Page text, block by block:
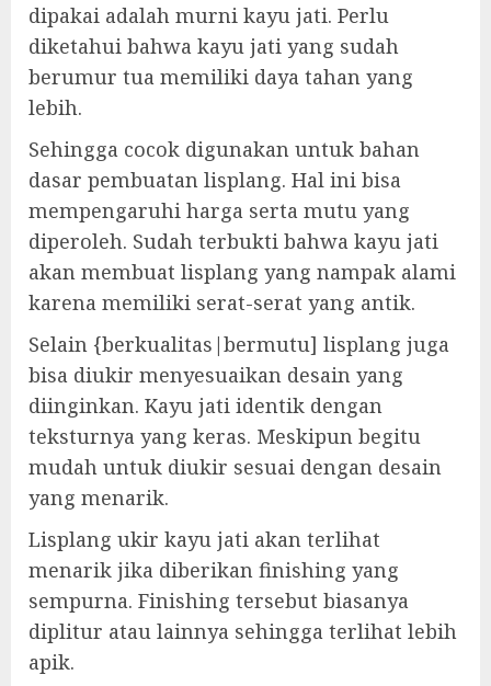
dipakai adalah murni kayu jati. Perlu
diketahui bahwa kayu jati yang sudah
berumur tua memiliki daya tahan yang
lebih.
Sehingga cocok digunakan untuk bahan
dasar pembuatan lisplang. Hal ini bisa
mempengaruhi harga serta mutu yang
diperoleh. Sudah terbukti bahwa kayu jati
akan membuat lisplang yang nampak alami
karena memiliki serat-serat yang antik.
Selain {berkualitas|bermutu] lisplang juga
bisa diukir menyesuaikan desain yang
diinginkan. Kayu jati identik dengan
teksturnya yang keras. Meskipun begitu
mudah untuk diukir sesuai dengan desain
yang menarik.
Lisplang ukir kayu jati akan terlihat
menarik jika diberikan finishing yang
sempurna. Finishing tersebut biasanya
diplitur atau lainnya sehingga terlihat lebih
apik.